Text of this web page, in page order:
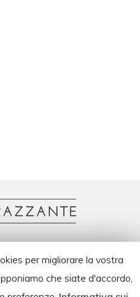
per migliorare la vostra
che siate d'accordo,